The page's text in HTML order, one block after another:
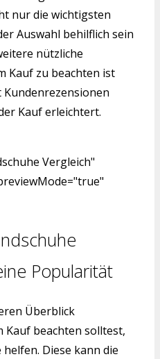
nur die wichtigsten
Auswahl behilflich sein
nützliche
Kauf zu beachten ist
Kauf erleichtert.
Vergleich"
Popularität
Überblick
Kauf beachten solltest,
Diese kann die